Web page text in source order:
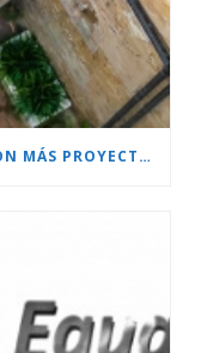
DESPUÉS DEL COVID VOLVEMOS CON MÁS PROYECTOS!!!